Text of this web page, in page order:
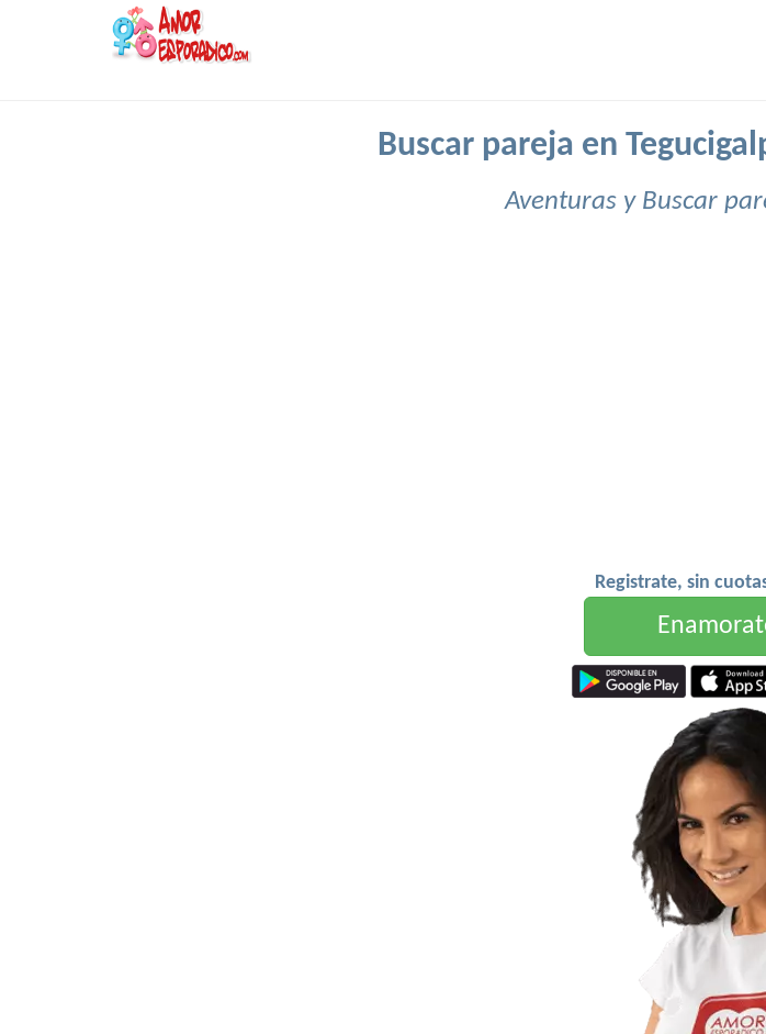
Buscar pareja en
Aventuras y Buscar
Registrate, sin